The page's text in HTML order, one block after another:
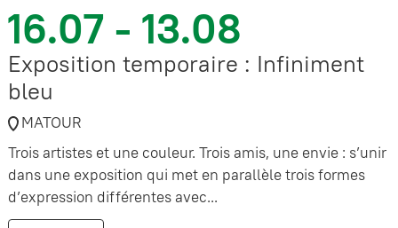
16.07 - 13.08
Exposition temporaire : Infiniment
bleu
MATOUR
Trois artistes et une couleur. Trois amis, une envie : s’unir
dans une exposition qui met en parallèle trois formes
d’expression différentes avec...